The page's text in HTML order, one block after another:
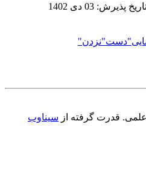
پذیرش: 03 دی 1402
قدرت گرفته از سیناوب